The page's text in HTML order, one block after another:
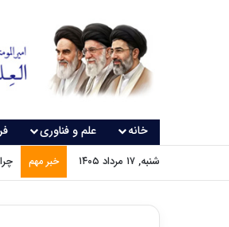
خانه علم و فناوری
شنبه, ۱۷ مرداد ۱۴۰۵ خبر مهم